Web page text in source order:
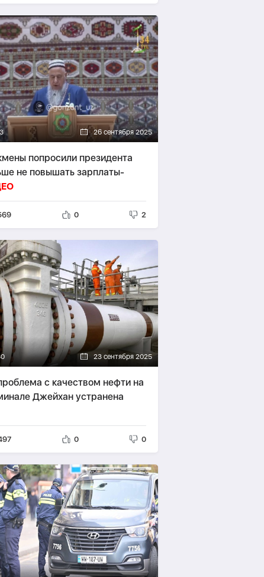
26 сентября 2025
попросили президента
не повышать зарплаты-
0 2
23 сентября 2025
с качеством нефти на
Джейхан устранена
0 0